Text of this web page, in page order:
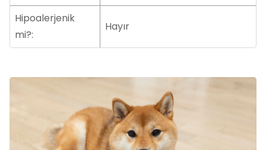
Hipoalerjenik
mi?:
Hayır